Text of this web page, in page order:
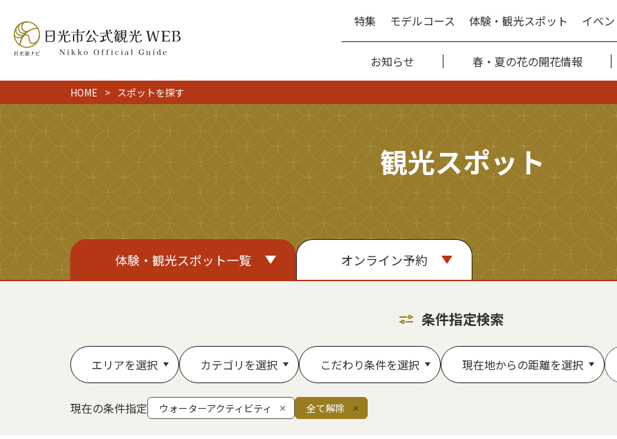
特集 モデルコース 体験・観光スポット イベン
お知らせ 春・夏の花の開花情報
HOME スポットを探す
観光スポット
体験・観光スポット一覧 オンライン予約
条件指定検索
エリアを選択 カテゴリを選択 こだわり条件を選択 現在地からの距離を選択
現在の条件指定 ウォーターアクティビティ 全て解除